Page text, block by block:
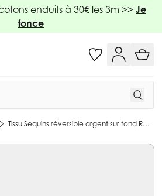
enduits à 30€ les 3m >> Je
fonce
Tissu Sequins réversible argent sur fond Rose fuchsia - Par 10 cm